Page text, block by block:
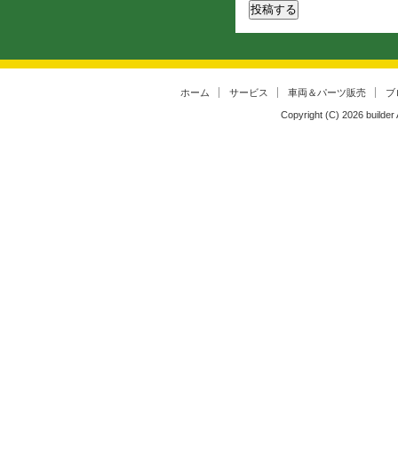
ホーム サービス 車両＆パーツ販売 ブ
Copyright (C) 2026 builder